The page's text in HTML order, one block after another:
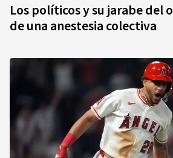
Los políticos y su jarabe del
de una anestesia colectiva